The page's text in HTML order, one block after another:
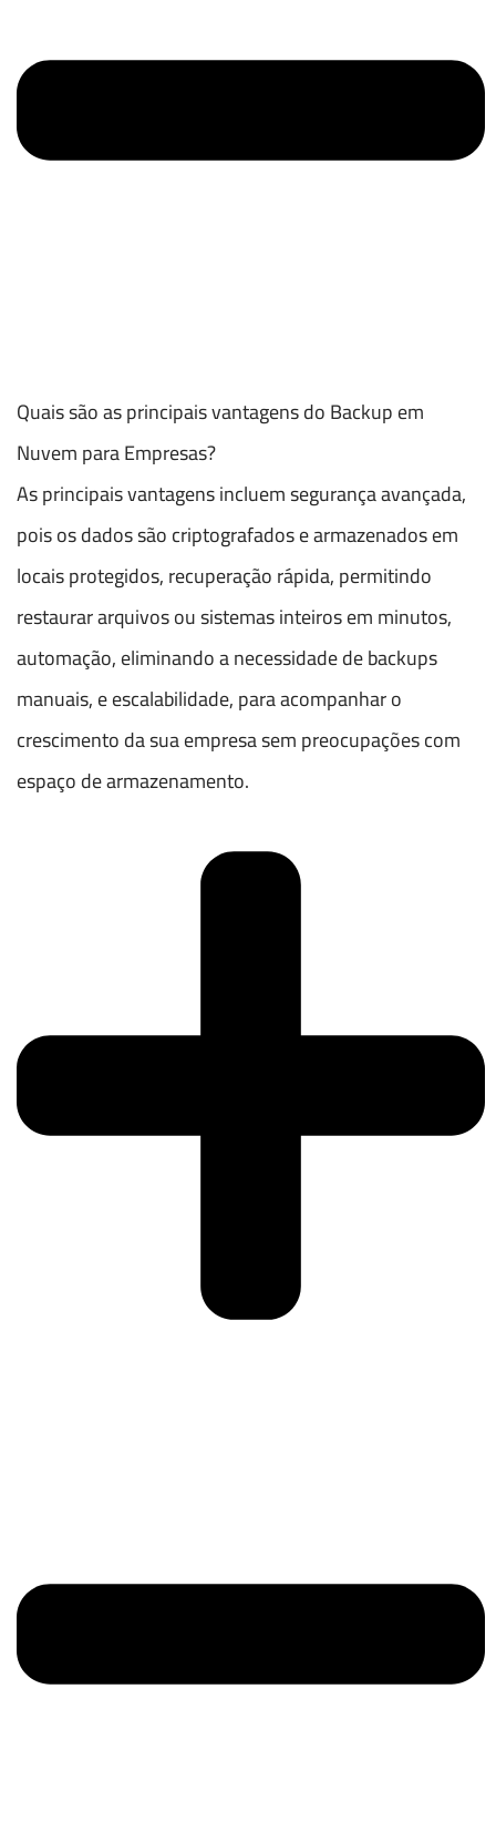
Quais são as principais vantagens do Backup em
Nuvem para Empresas?
As principais vantagens incluem segurança avançada,
pois os dados são criptografados e armazenados em
locais protegidos, recuperação rápida, permitindo
restaurar arquivos ou sistemas inteiros em minutos,
automação, eliminando a necessidade de backups
manuais, e escalabilidade, para acompanhar o
crescimento da sua empresa sem preocupações com
espaço de armazenamento.